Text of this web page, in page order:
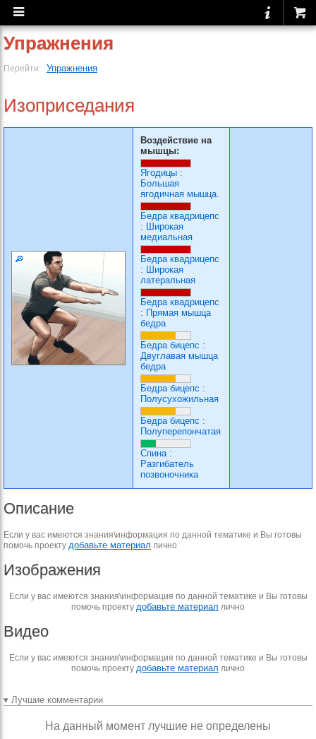
Упражнения
Перейти: Упражнения
Изоприседания
Воздействие на
мышцы:
Ягодицы :
Большая
ягодичная мышца.
Бедра квадрицепс
: Широкая
медиальная
Бедра квадрицепс
: Широкая
латеральная
Бедра квадрицепс
: Прямая мышца
бедра
Бедра бицепс :
Двуглавая мышца
бедра
Бедра бицепс :
Полусухожильная
Бедра бицепс :
Полуперепончатая
Спина:
Разгибатель
позвоночника
Описание
Если у вас имеются знания\информация по данной тематике и Вы готовы
помочь проекту добавьте материал лично
Изображения
Если у вас имеются знания\информация по данной тематике и Вы готовы
помочь проекту добавьте материал лично
Видео
Если у вас имеются знания\информация по данной тематике и Вы готовы
помочь проекту добавьте материал лично
▾ Лучшие комментарии
На данный момент лучшие не определены